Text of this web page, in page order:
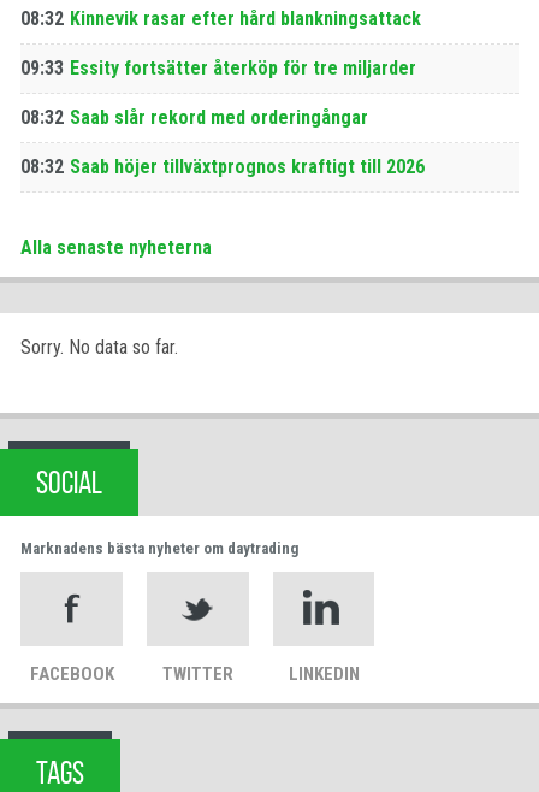
08:32 Kinnevik rasar efter hård blankningsattack
09:33 Essity fortsätter återköp för tre miljarder
08:32 Saab slår rekord med orderingångar
08:32 Saab höjer tillväxtprognos kraftigt till 2026
Alla senaste nyheterna
Sorry. No data so far.
SOCIAL
Marknadens bästa nyheter om daytrading
FACEBOOK TWITTER LINKEDIN
TAGS